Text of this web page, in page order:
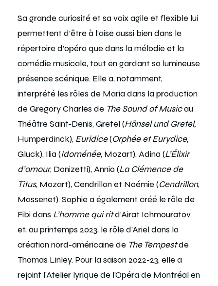
Sa grande curiosité et sa voix agile et flexible lui
permettent d’être à l’aise aussi bien dans le
répertoire d’opéra que dans la mélodie et la
comédie musicale, tout en gardant sa lumineuse
présence scénique. Elle a, notamment,
interprété les rôles de Maria dans la production
de Gregory Charles de The Sound of Musicau
Théâtre Saint-Denis, Gretel (Hänsel und Gretel,
Humperdinck), Euridice(Orphée et Eurydice,
Gluck), Ilia (Idoménée, Mozart), Adina (L’Élixir
d’amour, Donizetti), Annio (La Clémence de
Titus, Mozart), Cendrillon et Noémie (Cendrillon,
Massenet). Sophie a également créé le rôle de
Fibi dans L’homme qui ritd’Airat Ichmouratov
et, au printemps 2023, le rôle d’Ariel dans la
création nord-américaine de The Tempestde
Thomas Linley. Pour la saison 2022-23, elle a
rejoint l’Atelier lyrique de l’Opéra de Montréal en